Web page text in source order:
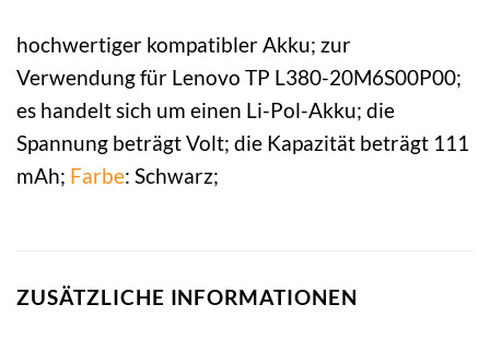
hochwertiger kompatibler Akku; zur
Verwendung für Lenovo TP L380-20M6S00P00;
es handelt sich um einen Li-Pol-Akku; die
Spannung beträgt Volt; die Kapazität beträgt 111
mAh; Farbe: Schwarz;
ZUSÄTZLICHE INFORMATIONEN